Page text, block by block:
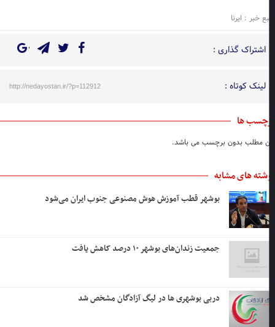
خبر : ایرنا
اشتراک گذاری :
لینک کوتاه : http://nedayostan.ir/?p=112912
ها
مطلب بدون برچسب می باشد.
های مشابه
بوشهر قطب آموزش هوش مصنوعی جنوب ایران می‌شود
جمعیت زندان‌های بوشهر ۱۰ درصد کاهش یافت
دربی بوشهری ها در لیگ آزادگان مشخص شد